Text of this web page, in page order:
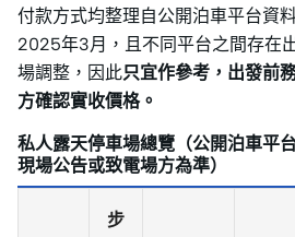
付款方式均整理自公開泊車平台資
2025年3月，且不同平台之間存在
場調整，因此只宜作參考，出發前
方確認實收價格。
私人露天停車場總覽 （公開泊車平
現場公告或致電場方為準）
步